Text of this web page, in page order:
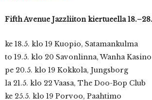
Fifth Avenue Jazzliiton kiertueella
ke 18.5. klo 19 Kuopio, Satamankulma
to 19.5. klo 20 Savonlinna, Wanha Kasino
pe 20.5. klo 19 Kokkola, Jungsborg
la 21.5. klo 22 Vaasa, The Doo-Bop Club
ke 25.5. klo 19 Porvoo, Paahtimo